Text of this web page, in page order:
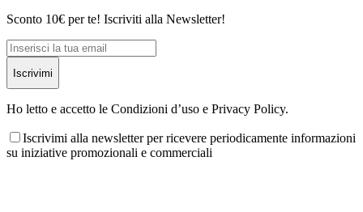
Sconto 10€ per te! Iscriviti alla Newsletter!
Iscrivimi
Ho letto e accetto le Condizioni d’uso e Privacy Policy.
Iscrivimi alla newsletter per ricevere periodicamente informazioni
su iniziative promozionali e commerciali